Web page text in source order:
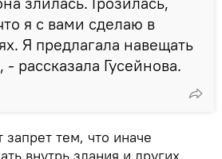
я с вами сделаю в
Я предлагала навещать
рассказала Гусейнова.
запрет тем, что иначе
внутрь здания и других